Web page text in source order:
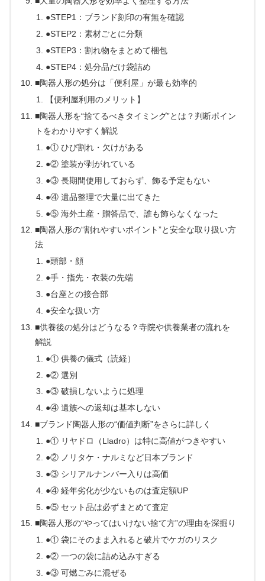
●STEP1：ブランド刻印の有無を確認
●STEP2：素材ごとに分類
●STEP3：割れ物をまとめて梱包
●STEP4：処分品だけ袋詰め
■陶器人形の処分は「便利屋」が最も効率的
【便利屋利用のメリット】
■陶器人形を“捨てるべきタイミング”とは？判断ポイン
トをわかりやすく解説
●① ひび割れ・欠けがある
●② 塗装が剥がれている
●③ 長期間使用しておらず、飾る予定もない
●④ 遺品整理で大量に出てきた
●⑤ 海外土産・贈答品で、誰も飾らなくなった
■陶器人形の“割れやすいポイント”と安全な取り扱い方
法
●頭部・顔
●手・指先・衣装の先端
●台座との接合部
●安全な扱い方
■供養後の処分はどうなる？寺院や供養業者の流れを
解説
●① 供養の儀式（読経）
●② 選別
●③ 破損しないように処理
●④ 遺族への返却は基本しない
■ブランド陶器人形の“価値判断”をさらに詳しく
●① リヤドロ（Lladro）は特に高値がつきやすい
●② ノリタケ・ナルミなど日本ブランド
●③ シリアルナンバー入りは高価
●④ 経年劣化が少ないものは査定額UP
●⑤ セット品は必ずまとめて査定
■陶器人形の“やってはいけない捨て方”の理由を深掘り
●① 袋にそのまま入れると破片でケガのリスク
●② 一つの袋に詰め込みすぎる
●③ 可燃ごみに混ぜる